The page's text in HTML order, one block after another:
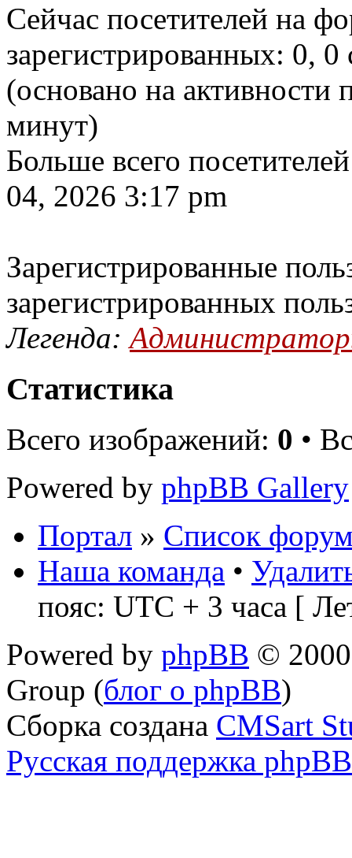
Сейчас посетителей на
зарегистрированных: 0,
(основано на активности
минут)
Больше всего
04, 2026 3:17 pm
Зарегистрированные
зарегистрированных
Легенда:
Статистика
Всего изображений: 0 •
Powered by phpBB Gallery
Портал » Список
Наша команда •
пояс: UTC + 3 часа [
Powered by phpBB ©
Group (блог о phpBB)
Сборка создана CMSart
Русская поддержка phpBB